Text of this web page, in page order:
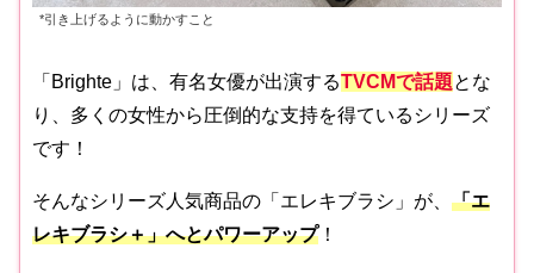
*引き上げるように動かすこと
「Brighte」は、有名女優が出演するTVCMで話題とな
り、多くの女性から圧倒的な支持を得ているシリーズ
です！
そんなシリーズ人気商品の「エレキブラシ」が、 「エ
レキブラシ＋」へとパワーアップ！